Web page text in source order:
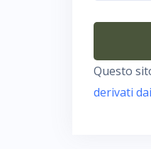
Questo
derivati